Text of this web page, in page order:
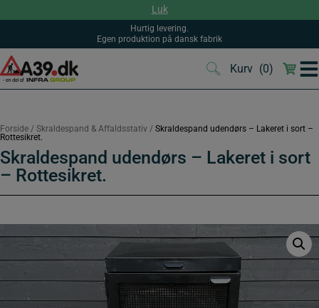
Luk
Hurtig levering.
Egen produktion på dansk fabrik
Kurv (0)
(0)
Forside / Skraldespand & Affaldsstativ / Skraldespand udendørs – Lakeret i sort –
Rottesikret.
Skraldespand udendørs – Lakeret i sort
– Rottesikret.